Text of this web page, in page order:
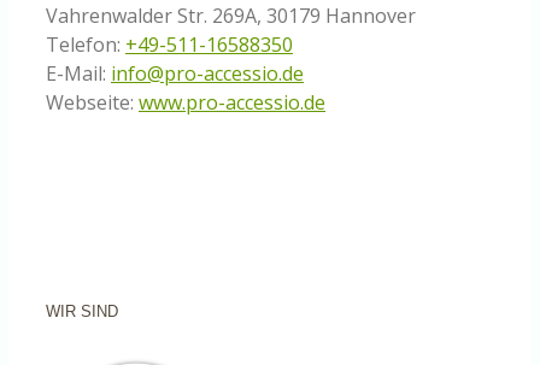
Vahrenwalder Str. 269A, 30179 Hannover
Telefon: +49-511-16588350
E-Mail: info@pro-accessio.de
Webseite: www.pro-accessio.de
WIR SIND